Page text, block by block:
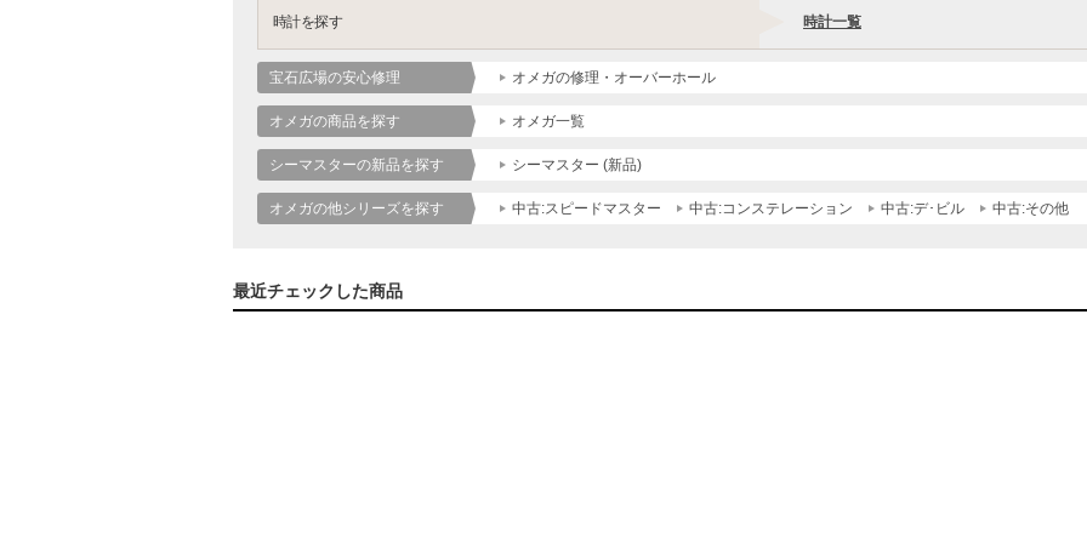
時計を探す 時計一覧
宝石広場の安心修理 オメガの修理・オーバーホール
オメガの商品を探す オメガ一覧
シーマスターの新品を探す シーマスター (新品)
オメガの他シリーズを探す 中古:スピードマスター 中古:コンステレーション 中古:デ･ビル 中古:その他
最近チェックした商品